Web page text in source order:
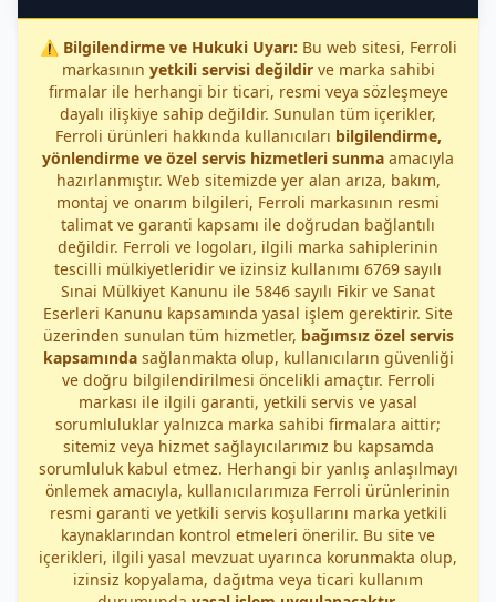
⚠️ Bilgilendirme ve Hukuki Uyarı: Bu web sitesi, Ferroli
markasının yetkili servisi değildirve marka sahibi
firmalar ile herhangi bir ticari, resmi veya sözleşmeye
dayalı ilişkiye sahip değildir. Sunulan tüm içerikler,
Ferroli ürünleri hakkında kullanıcıları bilgilendirme,
yönlendirme ve özel servis hizmetleri sunma amacıyla
hazırlanmıştır. Web sitemizde yer alan arıza, bakım,
montaj ve onarım bilgileri, Ferroli markasının resmi
talimat ve garanti kapsamı ile doğrudan bağlantılı
değildir. Ferroli ve logoları, ilgili marka sahiplerinin
tescilli mülkiyetleridir ve izinsiz kullanımı 6769 sayılı
Sınai Mülkiyet Kanunu ile 5846 sayılı Fikir ve Sanat
Eserleri Kanunu kapsamında yasal işlem gerektirir. Site
üzerinden sunulan tüm hizmetler, bağımsız özel servis
kapsamındasağlanmakta olup, kullanıcıların güvenliği
ve doğru bilgilendirilmesi öncelikli amaçtır. Ferroli
markası ile ilgili garanti, yetkili servis ve yasal
sorumluluklar yalnızca marka sahibi firmalara aittir;
sitemiz veya hizmet sağlayıcılarımız bu kapsamda
sorumluluk kabul etmez. Herhangi bir yanlış anlaşılmayı
önlemek amacıyla, kullanıcılarımıza Ferroli ürünlerinin
resmi garanti ve yetkili servis koşullarını marka yetkili
kaynaklarından kontrol etmeleri önerilir. Bu site ve
içerikleri, ilgili yasal mevzuat uyarınca korunmakta olup,
izinsiz kopyalama, dağıtma veya ticari kullanım